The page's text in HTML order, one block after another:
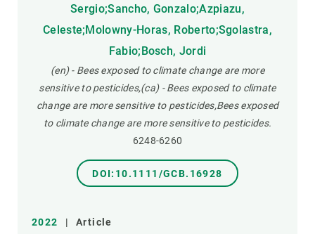
Sergio;Sancho, Gonzalo;Azpiazu,
Celeste;Molowny-Horas, Roberto;Sgolastra,
Fabio;Bosch, Jordi
(en) - Bees exposed to climate change are more
sensitive to pesticides,(ca) - Bees exposed to climate
change are more sensitive to pesticides,Bees exposed
to climate change are more sensitive to pesticides.
6248-6260
DOI:10.1111/GCB.16928
2022 | Article